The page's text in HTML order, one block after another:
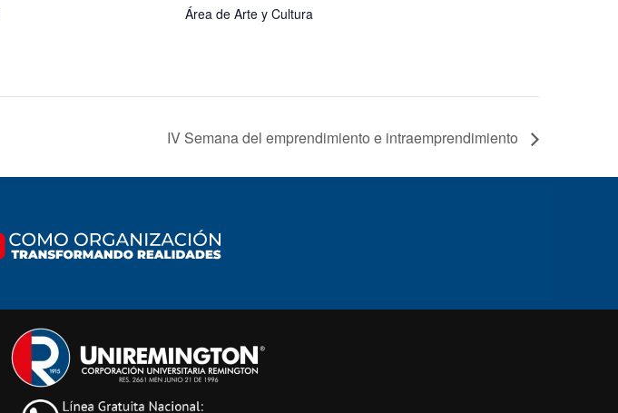
Área de Arte y Cultura
IV Semana del emprendimiento e intraemprendimiento